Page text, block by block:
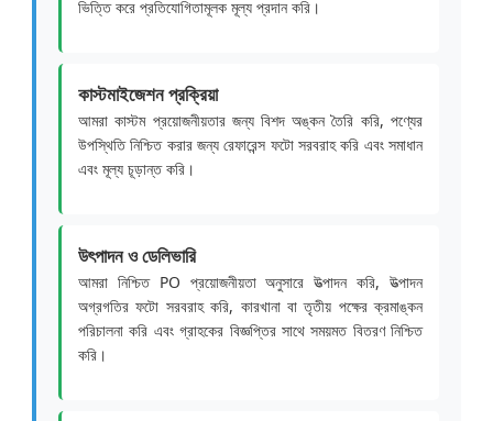
ভিত্তি করে প্রতিযোগিতামূলক মূল্য প্রদান করি।
কাস্টমাইজেশন প্রক্রিয়া
আমরা কাস্টম প্রয়োজনীয়তার জন্য বিশদ অঙ্কন তৈরি করি, পণ্যের
উপস্থিতি নিশ্চিত করার জন্য রেফারেন্স ফটো সরবরাহ করি এবং সমাধান
এবং মূল্য চূড়ান্ত করি।
উৎপাদন ও ডেলিভারি
আমরা নিশ্চিত PO প্রয়োজনীয়তা অনুসারে উত্পাদন করি, উত্পাদন
অগ্রগতির ফটো সরবরাহ করি, কারখানা বা তৃতীয় পক্ষের ক্রমাঙ্কন
পরিচালনা করি এবং গ্রাহকের বিজ্ঞপ্তির সাথে সময়মত বিতরণ নিশ্চিত
করি।